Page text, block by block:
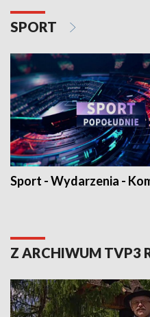
SPORT
Sport - Wydarzenia -
Z ARCHIWUM TVP3